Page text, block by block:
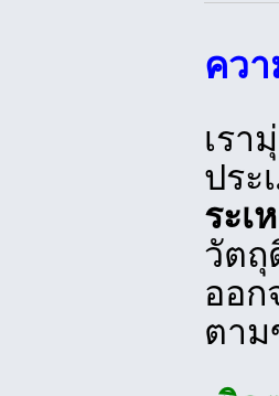
คว
เรา
ประ
ระเ
วัต
ออ
ตาม